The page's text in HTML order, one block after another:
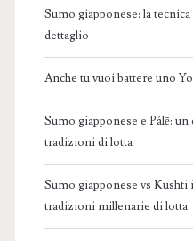
Sumo giapponese: la
dettaglio
Anche tu vuoi battere uno
Sumo giapponese e Pálē:
tradizioni di lotta
Sumo giapponese vs
tradizioni millenarie di lotta